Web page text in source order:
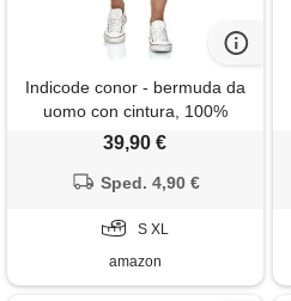
Indicode conor - bermuda da
uomo con cintura, 100%
cotone, vestibilità regolare
39,90 €
Sped. 4,90 €
S XL
amazon